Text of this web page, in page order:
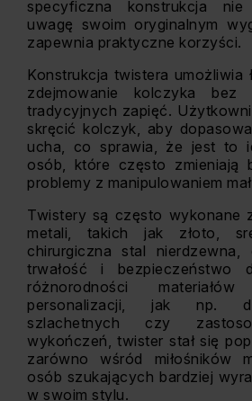
specyficzna konstrukcja
uwagę swoim oryginalnym
zapewnia praktyczne korzyści.
Konstrukcja twistera umożliwia
zdejmowanie kolczyka bez
tradycyjnych zapięć.
skręcić kolczyk, aby
ucha, co sprawia, że jest to
osób, które często zmieniają
problemy z manipulowaniem
Twistery są często wykonane
metali, takich jak złoto,
chirurgiczna stal
trwałość i bezpieczeństwo
różnorodności
personalizacji, jak np.
szlachetnych czy
wykończeń, twister stał się
zarówno wśród miłośników
osób szukających bardziej
w swoim stylu.